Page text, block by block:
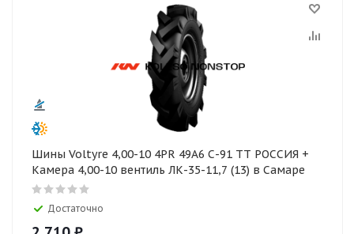
Шины Voltyre 4,00-10 4PR 49A6 С-91 TT РОССИЯ +
Камера 4,00-10 вентиль ЛК-35-11,7 (13) в Самаре
Достаточно